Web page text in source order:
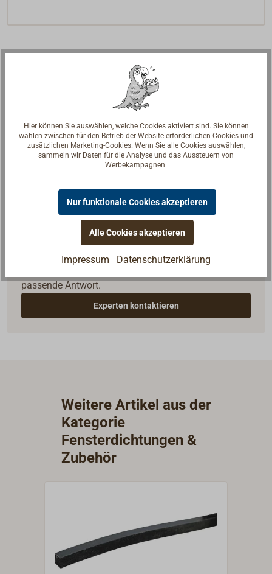
Fragen zum Artikel?
Reden Sie mit Handwerkern, Bootsbauern und
passende Antwort.
Experten kontaktieren
Weitere Artikel aus der
Kategorie
Fensterdichtungen &
Zubehör
Hier können Sie auswählen, welche Cookies aktiviert sind. Sie können
wählen zwischen für den Betrieb der Website erforderlichen Cookies und
zusätzlichen Marketing-Cookies. Wenn Sie alle Cookies auswählen,
sammeln wir Daten für die Analyse und das Aussteuern von
Werbekampagnen.
Nur funktionale Cookies akzeptieren
Alle Cookies akzeptieren
Impressum Datenschutzerklärung